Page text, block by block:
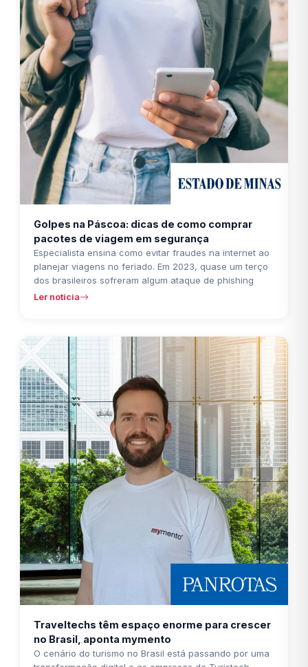
Golpes na Páscoa: dicas de como comprar
pacotes de viagem em segurança
Especialista ensina como evitar fraudes na internet ao
planejar viagens no feriado. Em 2023, quase um terço
dos brasileiros sofreram algum ataque de phishing
Ler notícia
Traveltechs têm espaço enorme para crescer
no Brasil, aponta mymento
O cenário do turismo no Brasil está passando por uma